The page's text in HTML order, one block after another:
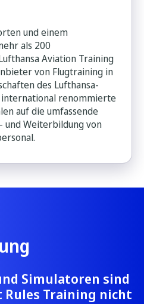
und einem
als 200
Aviation Training
von Flugtraining in
des Lufthansa-
renommierte
auf die umfassende
und Weiterbildung von
Simulatoren sind
Rules Training nicht